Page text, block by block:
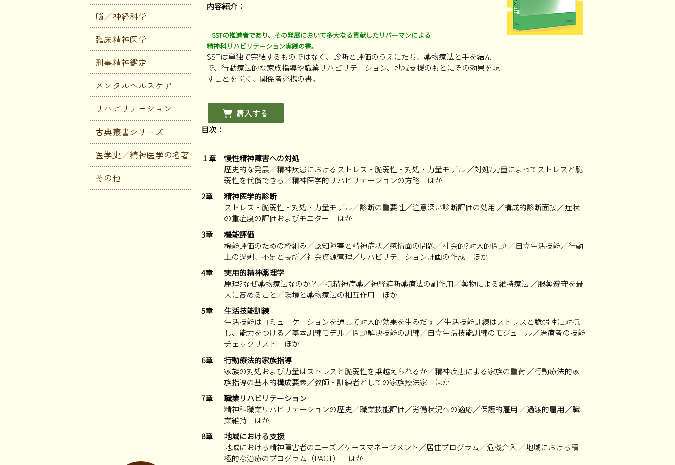
脳／神経科学
臨床精神医学
刑事精神鑑定
メンタルヘルスケア
リハビリテーション
古典叢書シリーズ
医学史／精神医学の名著
その他
内容紹介：
SSTの推進者であり、その発展において多大なる貢献したリバーマンによる
精神科リハビリテーション実践の書。
SSTは単独で完結するものではなく、診断と評価のうえにたち、薬物療法と手を結ん
で、行動療法的な家族指導や職業リハビリテーション、地域支援のもとにその効果を現
すことを説く、関係者必携の書。
購入する
目次：
１章
慢性精神障害への対処
歴史的な発展／精神疾患におけるストレス・脆弱性・対処・力量モデル ／対処?力量によってストレスと脆
弱性を代償できる／精神医学的リハビリテーションの方略 ほか
2章
精神医学的診断
ストレス・脆弱性・対処・力量モデル／診断の重要性／注意深い診断評価の効用 ／構成的診断面接／症状
の重症度の評価およびモニター ほか
3章
機能評価
機能評価のための枠組み／認知障害と精神症状／感情面の問題／社会的?対人的問題 ／自立生活技能／行動
上の過剰、不足と長所／社会資源管理／リハビリテーション計画の作成 ほか
4章
実用的精神薬理学
原理?なぜ薬物療法なのか？／抗精神病薬／神経遮断薬療法の副作用／薬物による維持療法 ／服薬遵守を最
大に高めること／環境と薬物療法の相互作用 ほか
5章
生活技能訓練
生活技能はコミュニケーションを通して対人的効果を生みだす ／生活技能訓練はストレスと脆弱性に対抗
し、能力をつける／基本訓練モデル／問題解決技能の訓練／自立生活技能訓練のモジュール／治療者の技能
チェックリスト ほか
6章
行動療法的家族指導
家族の対処および力量はストレスと脆弱性を乗越えられるか／精神疾患による家族の重荷 ／行動療法的家
族指導の基本的構成要素／教師・訓練者としての家族療法家 ほか
7章
職業リハビリテーション
精神科職業リハビリテーションの歴史／職業技能評価／労働状況への適応／保護的雇用 ／過渡的雇用／職
業維持 ほか
8章
地域における支援
地域における精神障害者のニーズ／ケースマネージメント／居住プログラム／危機介入 ／地域における積
極的な治療のプログラム（PACT） ほか